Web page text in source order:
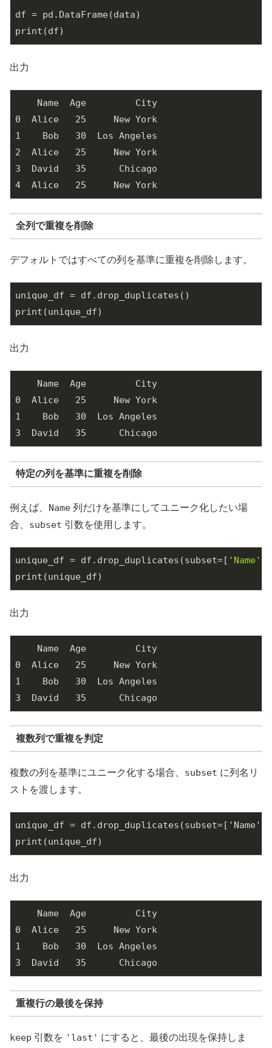
df = pd.DataFrame(data)
print(df)
出力
    Name  Age         City
0  Alice   25     New York
1    Bob   30  Los Angeles
2  Alice   25     New York
3  David   35      Chicago
4  Alice   25     New York
全列で重複を削除
デフォルトではすべての列を基準に重複を削除します。
unique_df = df.drop_duplicates()
print(unique_df)
出力
    Name  Age         City
0  Alice   25     New York
1    Bob   30  Los Angeles
3  David   35      Chicago
特定の列を基準に重複を削除
例えば、 Name 列だけを基準にしてユニーク化したい場
合、 subset 引数を使用します。
unique_df = df.drop_duplicates(subset=[ 'Name'
print(unique_df)
出力
0
  Alice
25
1
    Bob
30
3
  David
35
      Chicago
複数列で重複を判定
複数の列を基準にユニーク化する場合、 subset に列名リ
ストを渡します。
unique_df =
print(unique_df)
出力
    Name  Age         City
0  Alice   25     New York
1    Bob   30  Los Angeles
3  David   35      Chicago
重複行の最後を保持
keep 引数を 'last' にすると、最後の出現を保持しま